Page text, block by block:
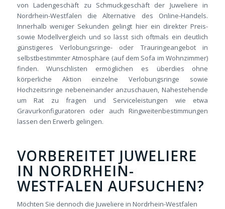
von Ladengeschäft zu Schmuckgeschäft der Juweliere in
Nordrhein-Westfalen die Alternative des Online-Handels.
Innerhalb weniger Sekunden gelingt hier ein direkter Preis-
sowie Modellvergleich und so lässt sich oftmals ein deutlich
günstigeres Verlobungsringe- oder Trauringeangebot in
selbstbestimmter Atmosphäre (auf dem Sofa im Wohnzimmer)
finden. Wunschlisten ermöglichen es überdies ohne
körperliche Aktion einzelne Verlobungsringe sowie
Hochzeitsringe nebeneinander anzuschauen, Nahestehende
um Rat zu fragen und Serviceleistungen wie etwa
Gravurkonfiguratoren oder auch Ringweitenbestimmungen
lassen den Erwerb gelingen.
VORBEREITET JUWELIERE
IN NORDRHEIN-
WESTFALEN AUFSUCHEN?
Möchten Sie dennoch die Juweliere in Nordrhein-Westfalen